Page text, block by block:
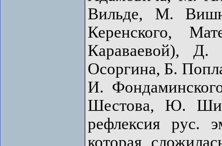
Вильде, М.
Керенского,
Караваевой),
Осоргина, Б.
И.
Шестова, Ю.
рефлексия рус.
которая